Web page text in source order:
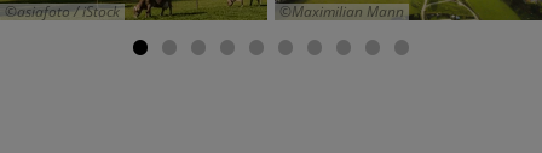
asiafoto / iStock Maximilian Mann